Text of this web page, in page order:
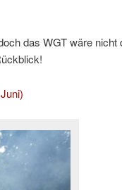
das WGT wäre nicht